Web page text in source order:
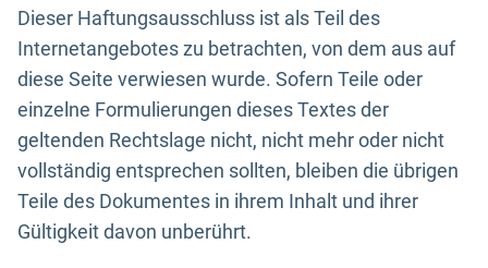
Dieser Haftungsausschluss ist als Teil des
Internetangebotes zu betrachten, von dem aus auf
diese Seite verwiesen wurde. Sofern Teile oder
einzelne Formulierungen dieses Textes der
geltenden Rechtslage nicht, nicht mehr oder nicht
vollständig entsprechen sollten, bleiben die übrigen
Teile des Dokumentes in ihrem Inhalt und ihrer
Gültigkeit davon unberührt.